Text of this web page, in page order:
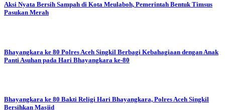
Aksi Nyata Bersih Sampah di Kota Meulaboh, Pemerintah Bentuk Timsus
Pasukan Merah
Bhayangkara ke 80 Polres Aceh Singkil Berbagi Kebahagiaan dengan Anak
Panti Asuhan pada Hari Bhayangkara ke-80
Bhayangkara ke 80 Bakti Religi Hari Bhayangkara, Polres Aceh Singkil
Bersihkan Masjid